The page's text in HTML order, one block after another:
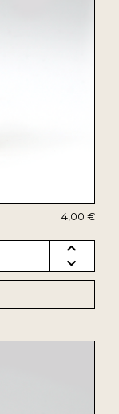
4,00 €